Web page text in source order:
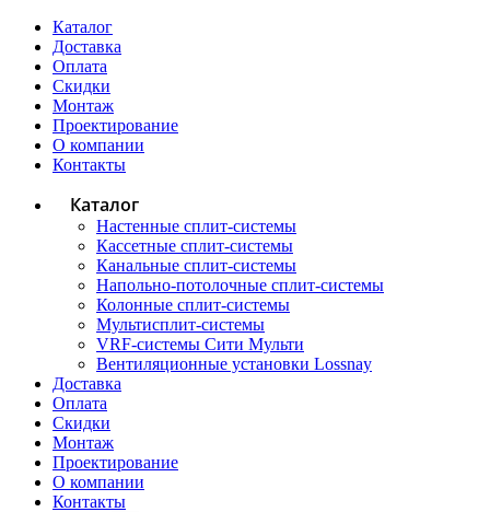
Каталог
Доставка
Оплата
Скидки
Монтаж
Проектирование
О компании
Контакты
Каталог
Настенные сплит-системы
Кассетные сплит-системы
Канальные сплит-системы
Напольно-потолочные сплит-системы
Колонные сплит-системы
Мультисплит-системы
VRF-системы Сити Мульти
Вентиляционные установки Lossnay
Доставка
Оплата
Скидки
Монтаж
Проектирование
О компании
Контакты